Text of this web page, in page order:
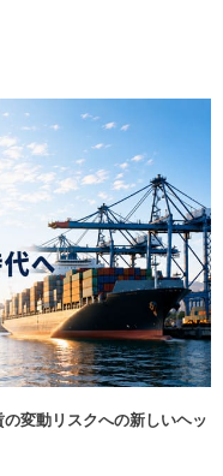
変動リスクへの新しいヘッ